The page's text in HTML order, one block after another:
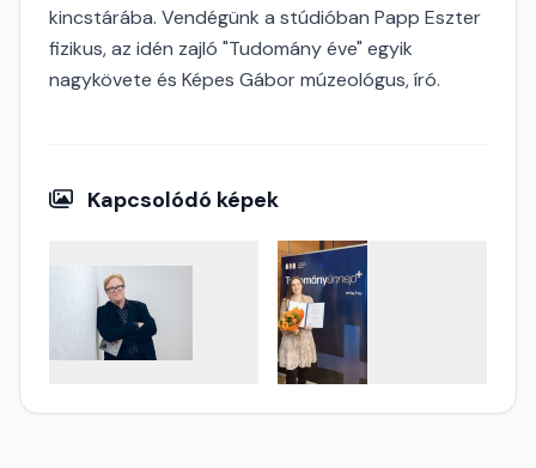
kincstárába. Vendégünk a stúdióban Papp Eszter
fizikus, az idén zajló "Tudomány éve" egyik
nagykövete és Képes Gábor múzeológus, író.
Kapcsolódó képek